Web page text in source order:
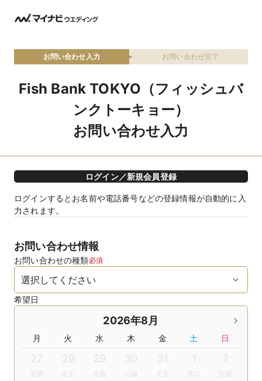
お問い合わせ入力 お問い合わせ完了
Fish Bank TOKYO（フィッシュバ
ンクトーキョー）
お問い合わせ入力
ログイン／新規会員登録
ログインするとお名前や電話番号などの登録情報が自動的に入
力されます。
お問い合わせ情報
お問い合わせの種類必須
希望日
2026年8月
月 火 水 木 金 土 日
27 28
友引
29
先負
30
仏滅
31
大安
1 2